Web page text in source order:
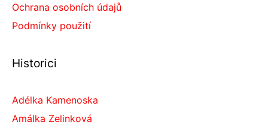
Ochrana osobních údajů
Podmínky použití
Historici
Adélka Kamenoska
Amálka Zelinková